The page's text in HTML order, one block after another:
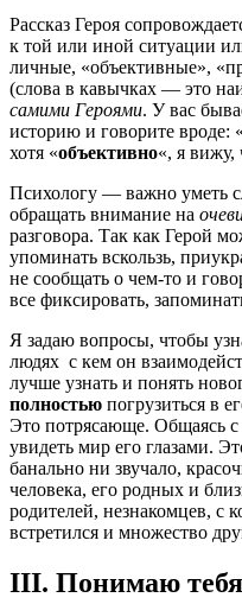
Рассказ Героя
к той или иной ситуации
личные, «объективные»,
(слова в кавычках — это
самими Героями. У вас
историю и говорите вроде:
хотя «объективно«, я вижу,
Психологу — важно уметь
обращать внимание на
разговора. Так как Герой
упоминать вскользь,
не сообщать о чем-то и
все фиксировать,
Я задаю вопросы, чтобы
людях с кем он
лучше узнать и понять
полностью погрузиться в
Это потрясающе. Общаясь с
увидеть мир его глазами.
банально ни звучало,
человека, его родных и
родителей, незнакомцев, с
встретился и множество
III. Понимаю тебя